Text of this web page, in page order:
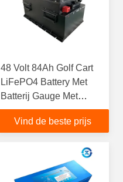
48 Volt 84Ah Golf Cart
LiFePO4 Battery Met
Batterij Gauge Met
Sneloplader
Vind de beste prijs